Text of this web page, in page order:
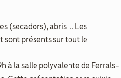
(secadors), abris … Les
sont présents sur tout le
à la salle polyvalente de Ferrals-